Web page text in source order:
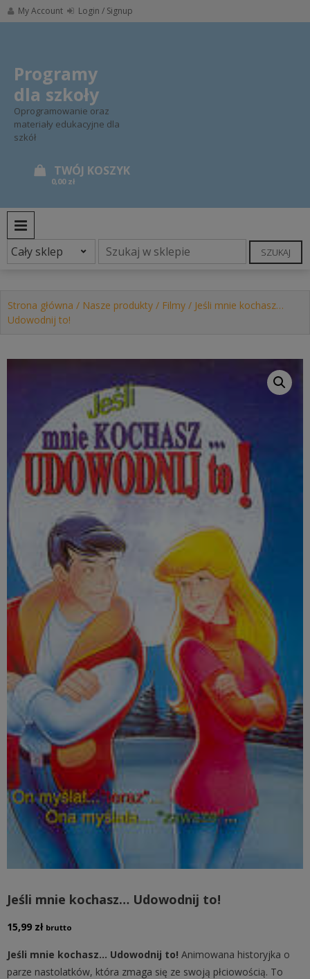
Skip
to
My Account Login / Signup
Programy
dla szkoły
Oprogramowanie oraz
materiały edukacyjne dla
szkół
0,00 zł
SZUKAJ
Strona główna / Nasze produkty / Filmy / Jeśli mnie kochasz…
Udowodnij to!
Jeśli mnie kochasz… Udowodnij to!
15,99 zł brutto
Jeśli mnie kochasz… Udowodnij to! Animowana historyjka o
parze nastolatków, która zmaga się ze swoją płciowością. To